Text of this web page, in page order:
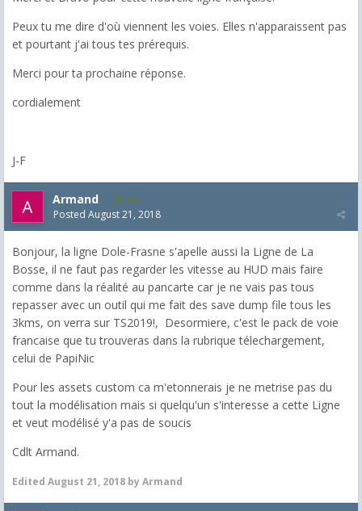
Peux tu me dire d'où viennent les voies. Elles n'apparaissent pas
et pourtant j'ai tous tes prérequis.
Merci pour ta prochaine réponse.
cordialement
J-F
Armand 564
Posted August 21, 2018
Bonjour, la ligne Dole-Frasne s'apelle aussi la Ligne de La
Bosse, il ne faut pas regarder les vitesse au HUD mais faire
comme dans la réalité au pancarte car je ne vais pas tous
repasser avec un outil qui me fait des save dump file tous les
3kms, on verra sur TS2019!, Desormiere, c'est le pack de voie
francaise que tu trouveras dans la rubrique télechargement,
celui de PapiNic
Pour les assets custom ca m'etonnerais je ne metrise pas du
tout la modélisation mais si quelqu'un s'interesse a cette Ligne
et veut modélisé y'a pas de soucis
Cdlt Armand.
Edited August 21, 2018 by Armand